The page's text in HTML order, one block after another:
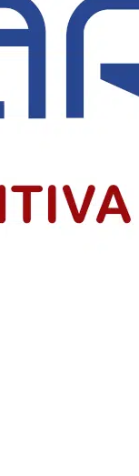
del centenario
de la Parroquia